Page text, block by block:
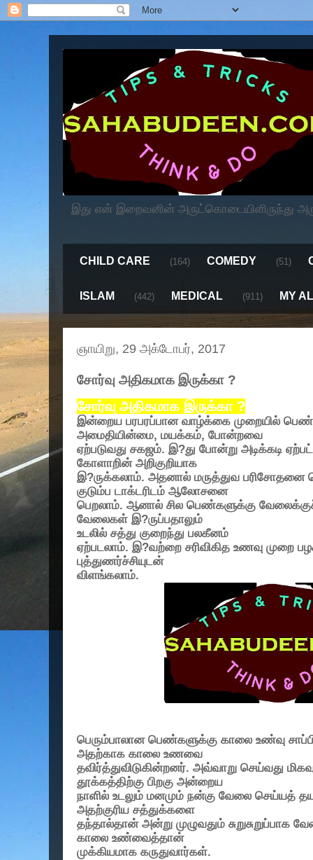
இது என் இறைவனின் அருட்கொடையிளிருந்து
CHILD CARE (164) COMEDY (51)
ISLAM (442) MEDICAL (911) MY
ஞாயிறு, 29 அக்டோபர், 2017
சோர்வு அதிகமாக இருக்கா ?
சோர்வு அதிகமாக இருக்கா ?
இன்றைய பரபரப்பான வாழ்க்கை முறையில்
அமைதியின்மை, மயக்கம், போன்றவை
ஏற்படுவது சகஜம். இ?து போன்று அடிக்கடி
கோளாறின் அறிகுறியாக
இ?ருக்கலாம். அதனால் மருத்துவ
குடும்ப டாக்டரிடம் ஆலோசனை
பெறலாம். ஆனால் சில பெண்களுக்கு
வேலைகள் இ?ருப்பதாலும்
உடலில் சத்து குறைந்து பலகீனம்
ஏற்படலாம். இ?வற்றை சரிவிகித உணவு முறை
புத்துணர்ச்சியுடன்
விளங்கலாம்.
பெரும்பாலான பெண்களுக்கு காலை உண்வு
அதற்காக காலை உணவை
தவிர்த்துவிடுகின்றனர். அவ்வாறு செய்வது
தூக்கத்திற்கு பிறகு அன்றைய
நாளில் உடலும் மனமும் நன்கு வேலை செய்யத்
அதற்குரிய சத்துக்களை
தந்தால்தான் அன்று முழுவதும் சுறுசுறுப்பாக
காலை உண்வைத்தான்
முக்கியமாக கருதுவார்கள்.